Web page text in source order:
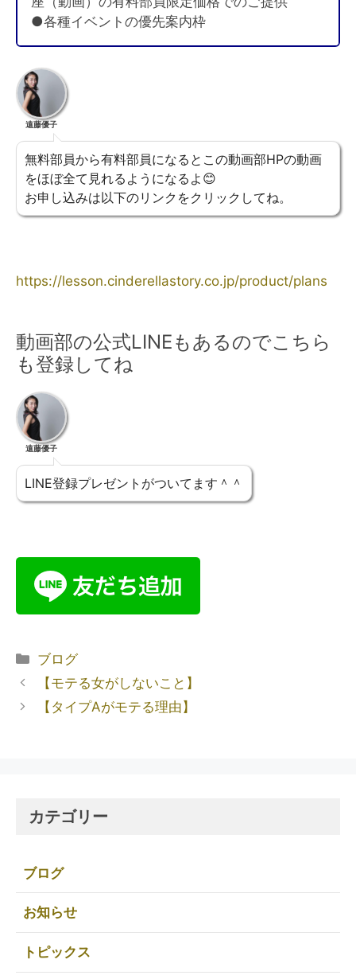
●各種イベントの優先案内枠
遠藤優子
無料部員から有料部員になるとこの動画部HPの動画
をほぼ全て見れるようになるよ😊
お申し込みは以下のリンクをクリックしてね。
https://lesson.cinderellastory.co.jp/product/plans
動画部の公式LINEもあるのでこちら
も登録してね
遠藤優子
LINE登録プレゼントがついてます＾＾
ブログ
【モテる女がしないこと】
【タイプAがモテる理由】
カテゴリー
ブログ
お知らせ
トピックス